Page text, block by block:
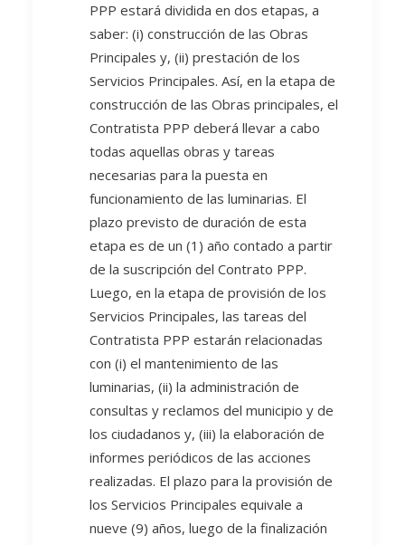
PPP estará dividida en dos etapas, a
saber: (i) construcción de las Obras
Principales y, (ii) prestación de los
Servicios Principales. Así, en la etapa de
construcción de las Obras principales, el
Contratista PPP deberá llevar a cabo
todas aquellas obras y tareas
necesarias para la puesta en
funcionamiento de las luminarias. El
plazo previsto de duración de esta
etapa es de un (1) año contado a partir
de la suscripción del Contrato PPP.
Luego, en la etapa de provisión de los
Servicios Principales, las tareas del
Contratista PPP estarán relacionadas
con (i) el mantenimiento de las
luminarias, (ii) la administración de
consultas y reclamos del municipio y de
los ciudadanos y, (iii) la elaboración de
informes periódicos de las acciones
realizadas. El plazo para la provisión de
los Servicios Principales equivale a
nueve (9) años, luego de la finalización